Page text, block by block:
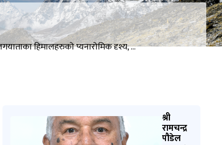
हिमालहरुको प्यनारोमिक दृश्य, …
श्री
रामचन्द्र
पौडेल